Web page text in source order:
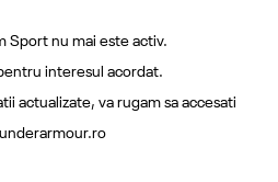
Sport nu mai este activ.
interesul acordat.
actualizate, va rugam sa accesati